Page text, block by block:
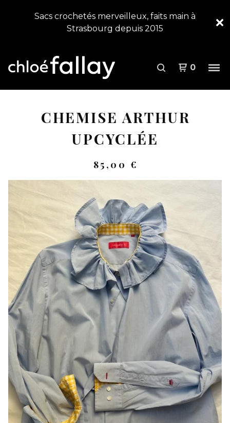
Sacs crochetés merveilleux, faits main à
Strasbourg depuis 2015
0
CHEMISE ARTHUR
UPCYCLÉE
85,00€